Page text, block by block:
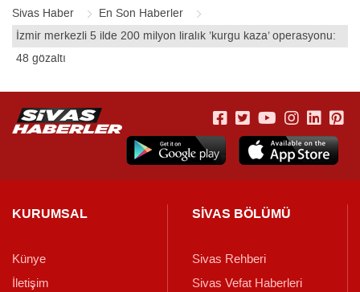
Sivas Haber
En Son Haberler
İzmir merkezli 5 ilde 200 milyon liralık ’kurgu kaza’ operasyonu:
48 gözaltı
KURUMSAL
Künye
İletişim
SİVAS BÖLÜMÜ
Sivas Rehberi
Sivas Vefat Haberleri